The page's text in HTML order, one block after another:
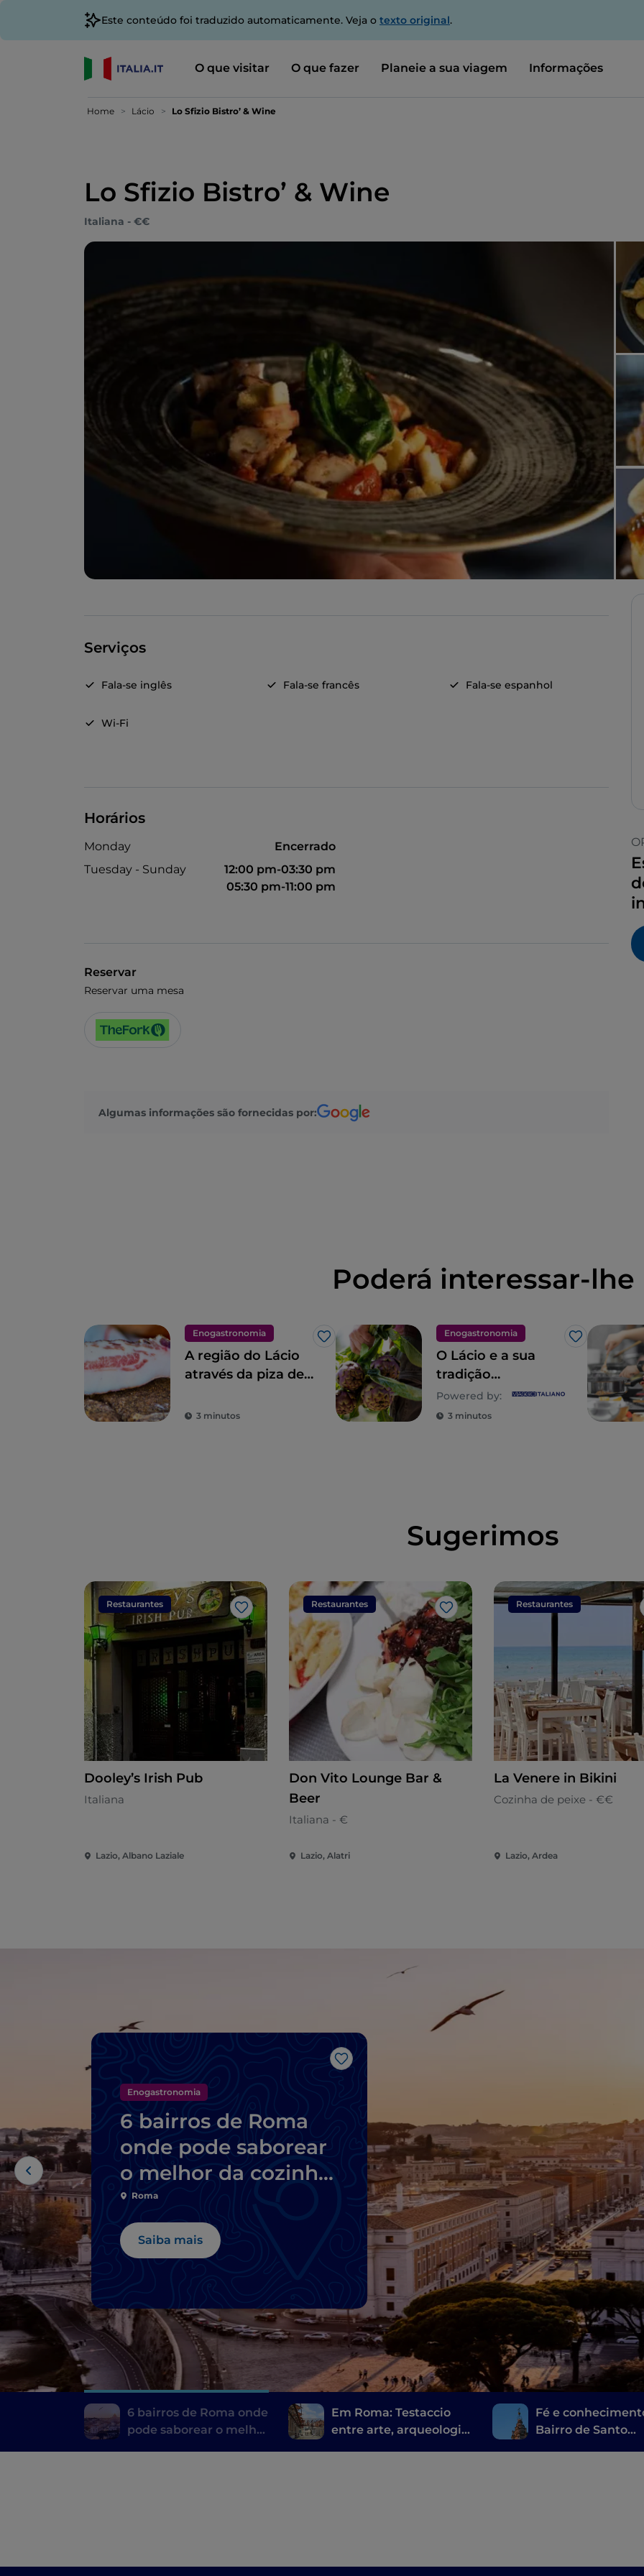
Este conteúdo foi traduzido automaticamente. Veja o texto original.
O que visitar O que fazer Planeie a sua viagem Informações
Home Lácio Lo Sfizio Bistro’ & Wine
Lo Sfizio Bistro’ & Wine
Italiana - €€
Serviços
Fala-se inglês Fala-se francês Fala-se espanhol
Wi-Fi
Horários
Monday
Encerrado
Tuesday - Sunday
12:00 pm-03:30 pm
05:30 pm-11:00 pm
Reservar
Reservar uma mesa
Algumas informações são fornecidas por:
Poderá interessar-lhe
Enogastronomia
Gosto
A região do Lácio
através da piza de
3 minutos
Enogastronomia
Gosto
O Lácio e a sua
tradição
gastronómica
popular, uma
Powered by:
3 minutos
Sugerimos
Restaurantes
Gosto
Dooley’s Irish Pub
Italiana
Lazio, Albano Laziale
Restaurantes
Gosto
Don Vito Lounge Bar &
Beer
Italiana - €
Lazio, Alatri
Restaurantes
La Venere in Bikini
Cozinha de peixe - €€
Lazio, Ardea
Gosto
Enogastronomia
6 bairros de Roma
onde pode saborear
o melhor da cozinha
típica
Roma
Saiba mais
6 bairros de Roma onde
pode saborear o melhor
Em Roma: Testaccio
entre arte, arqueologia
Fé e
Bairro de Santo